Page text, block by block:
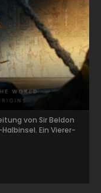
von Sir Beldon
Ein Vierer-